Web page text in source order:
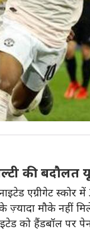
बढ़त
को सेकेंड लेग में
से जूझ रही
हुए स्कोर 1-1 से
की बदौलत
एग्रीगेट
मौके नहीं
को हैंडबॉल पर